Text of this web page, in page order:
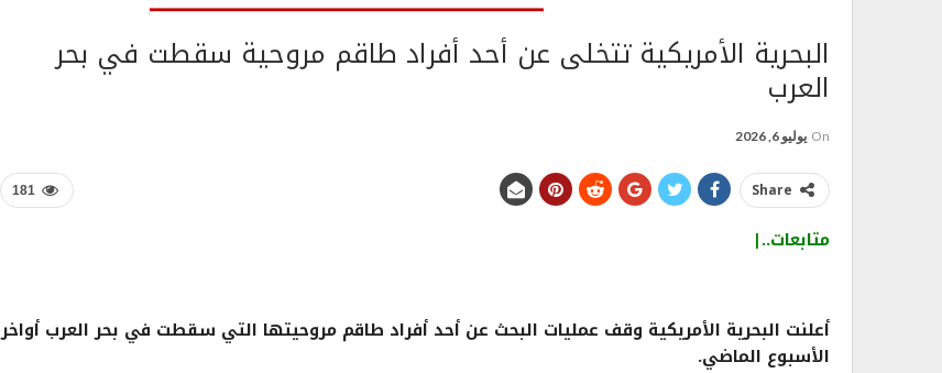
البحرية الأمريكية تتخلى عن أحد أفراد طاقم مروحية سقطت في بحر
العرب
On يوليو 6, 2026
181 Share
متابعات..|
أعلنت البحرية الأمريكية وقف عمليات البحث عن أحد أفراد طاقم مروحيتها التي سقطت في بحر العرب أواخر
الأسبوع الماضي.